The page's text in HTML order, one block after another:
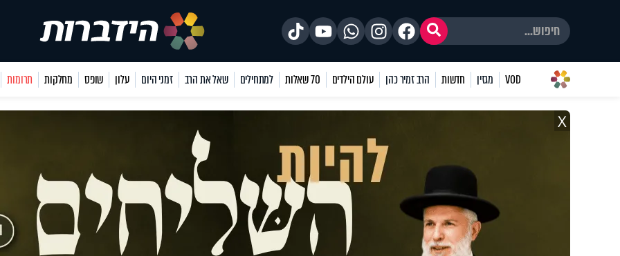
VOD מגזין חדשות הרב זמיר כהן עולם הילדים 70 שאלות למתחילים שאל את הרב זמני היום עלון שופס מחלקות תרומות
X